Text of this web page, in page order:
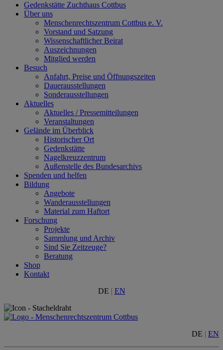
Gedenkstätte Zuchthaus Cottbus
Über uns
Menschenrechtszentrum Cottbus e. V.
Vorstand und Satzung
Wissenschaftlicher Beirat
Auszeichnungen
Mitglied werden
Besuch
Anfahrt, Preise und Öffnungszeiten
Dauerausstellungen
Sonderausstellungen
Aktuelles
Aktuelles / Pressemitteilungen
Veranstaltungen
Gelände im Überblick
Historischer Ort
Gedenkstätte
Nagelkreuzzentrum
Außenstelle des Bundesarchivs
Spenden und helfen
Bildung
Angebote
Wanderausstellungen
Material zum Haftort
Forschung
Projekte
Sammlung und Archiv
Sind Sie Zeitzeuge?
Beratung
Shop
Kontakt
DE | EN
DE | EN